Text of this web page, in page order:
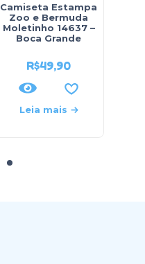
Camiseta Estampa
Zoo e Bermuda
Moletinho 14637 –
Boca Grande
R$49,90
Leia mais